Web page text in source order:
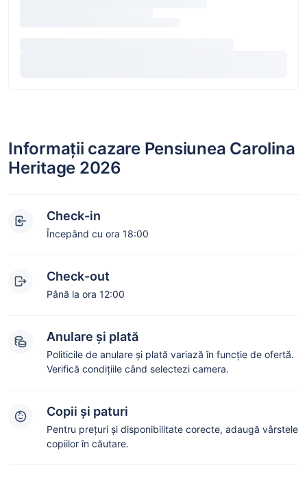
Informații cazare Pensiunea Carolina
Heritage 2026
Check-in
Începând cu ora 18:00
Check-out
Până la ora 12:00
Anulare și plată
Politicile de anulare și plată variază în funcție de ofertă.
Verifică condițiile când selectezi camera.
Copii și paturi
Pentru prețuri și disponibilitate corecte, adaugă vârstele
copiilor în căutare.